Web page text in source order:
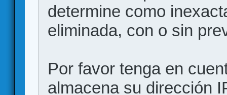
determine como
eliminada, con o sin
Por favor tenga en
almacena su dirección